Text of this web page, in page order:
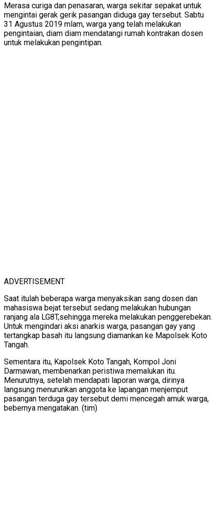
Merasa curiga dan penasaran, warga sekitar sepakat untuk
mengintai gerak gerik pasangan diduga gay tersebut. Sabtu
31 Agustus 2019 mlam, warga yang telah melakukan
pengintaian, diam diam mendatangi rumah kontrakan dosen
untuk melakukan pengintipan.
ADVERTISEMENT
Saat itulah beberapa warga menyaksikan sang dosen dan
mahasiswa bejat tersebut sedang melakukan hubungan
ranjang ala LG8T,sehingga mereka melakukan penggerebekan.
Untuk mengindari aksi anarkis warga, pasangan gay yang
tertangkap basah itu langsung diamankan ke Mapolsek Koto
Tangah.
Sementara itu, Kapolsek Koto Tangah, Kompol Joni
Darmawan, membenarkan peristiwa memalukan itu.
Menurutnya, setelah mendapati laporan warga, dirinya
langsung menurunkan anggota ke lapangan menjemput
pasangan terduga gay tersebut demi mencegah amuk warga,
bebernya mengatakan. (tim)